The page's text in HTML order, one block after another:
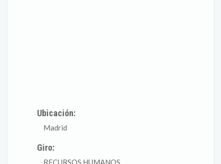
Ubicación:
Madrid
Giro:
RECURSOS HUMANOS